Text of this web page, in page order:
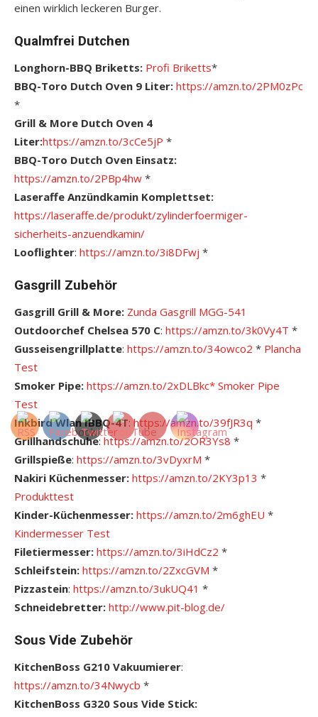
einen wirklich leckeren Burger.
Qualmfrei Dutchen
Longhorn-BBQ Briketts: Profi Briketts*
BBQ-Toro Dutch Oven 9 Liter: https://amzn.to/2PM0zPc
*
Grill & More Dutch Oven 4
Liter:https://amzn.to/3cCe5jP *
BBQ-Toro Dutch Oven Einsatz:
https://amzn.to/2PBp4hw *
Laseraffe Anzündkamin Komplettset:
https://laseraffe.de/produkt/zylinderfoermiger-
sicherheits-anzuendkamin/
Looflighter: https://amzn.to/3i8DFwj *
Gasgrill Zubehör
Gasgrill Grill & More: Zunda Gasgrill MGG-541
Outdoorchef Chelsea 570 C: https://amzn.to/3k0Vy4T *
Gusseisengrillplatte: https://amzn.to/34owco2 * Plancha
Test
Smoker Pipe: https://amzn.to/2xDLBkc* Smoker Pipe
Test
Inkbird Wlan IBBQ-4T:https://amzn.to/39fJR3q *
Grillhandschuhe: https://amzn.to/2OR3Ys8 *
Grillspieße: https://amzn.to/3vDyxrM *
Nakiri Küchenmesser: https://amzn.to/2KY3p13 *
Produkttest
Kinder-Küchenmesser: https://amzn.to/2m6ghEU *
Kindermesser Test
Filetiermesser: https://amzn.to/3iHdCz2 *
Schleifstein: https://amzn.to/2ZxcGVM *
Pizzastein: https://amzn.to/3ukUQ41 *
Schneidebretter: http://www.pit-blog.de/
Sous Vide Zubehör
KitchenBoss G210 Vakuumierer:
https://amzn.to/34Nwycb *
KitchenBoss G320 Sous Vide Stick: